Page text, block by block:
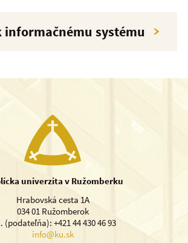
informačnému systému
univerzita v Ružomberku
Hrabovská cesta 1A
034 01 Ružomberok
(podateľňa): +421 44 430 46 93
info@ku.sk